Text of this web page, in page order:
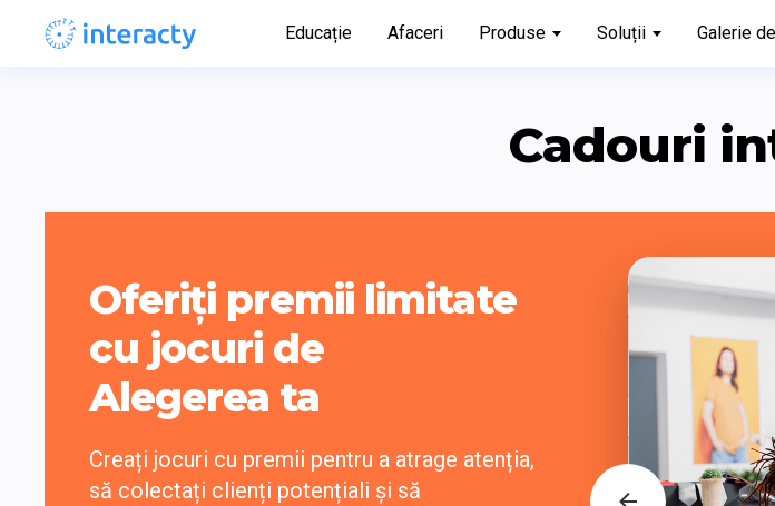
Educație Afaceri Produse Soluții Galerie
Cadouri
Oferiți premii limitate
cu jocuri de
Alegerea ta
Creați jocuri cu premii pentru a atrage atenția,
să colectați clienți potențiali și să